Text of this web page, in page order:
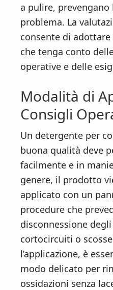
a pulire, prevengano
problema. La
consente di
che tenga conto
operative e delle
Modalità di
Consigli
Un detergente per
buona qualità deve
facilmente e in
genere, il prodotto
applicato con un
procedure che
disconnessione
cortocircuiti o
l’applicazione, è
modo delicato per
ossidazioni senza